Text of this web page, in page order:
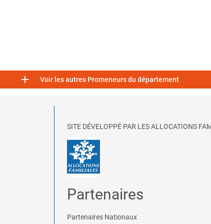
 Voir les autres Promeneurs du département
SITE DÉVELOPPÉ PAR LES ALLOCATIONS
Partenaires
Partenaires Nationaux